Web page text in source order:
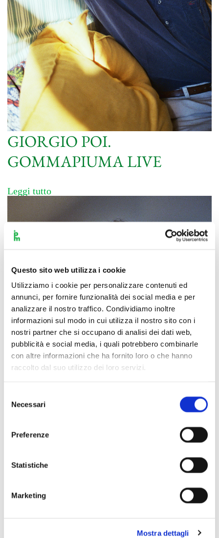
Questo sito web utilizza i cookie
Utilizziamo i cookie per personalizzare contenuti ed
annunci, per fornire funzionalità dei social media e per
analizzare il nostro traffico. Condividiamo inoltre
informazioni sul modo in cui utilizza il nostro sito con i
nostri partner che si occupano di analisi dei dati web,
pubblicità e social media, i quali potrebbero combinarle
con altre informazioni che ha fornito loro o che hanno
raccolto dal suo utilizzo dei loro servizi.
delNecessari
Preferenze
Statistiche
Marketing
Mostra dettagli
GIORGIO POI.
GOMMAPIUMA LIVE
Leggi tutto